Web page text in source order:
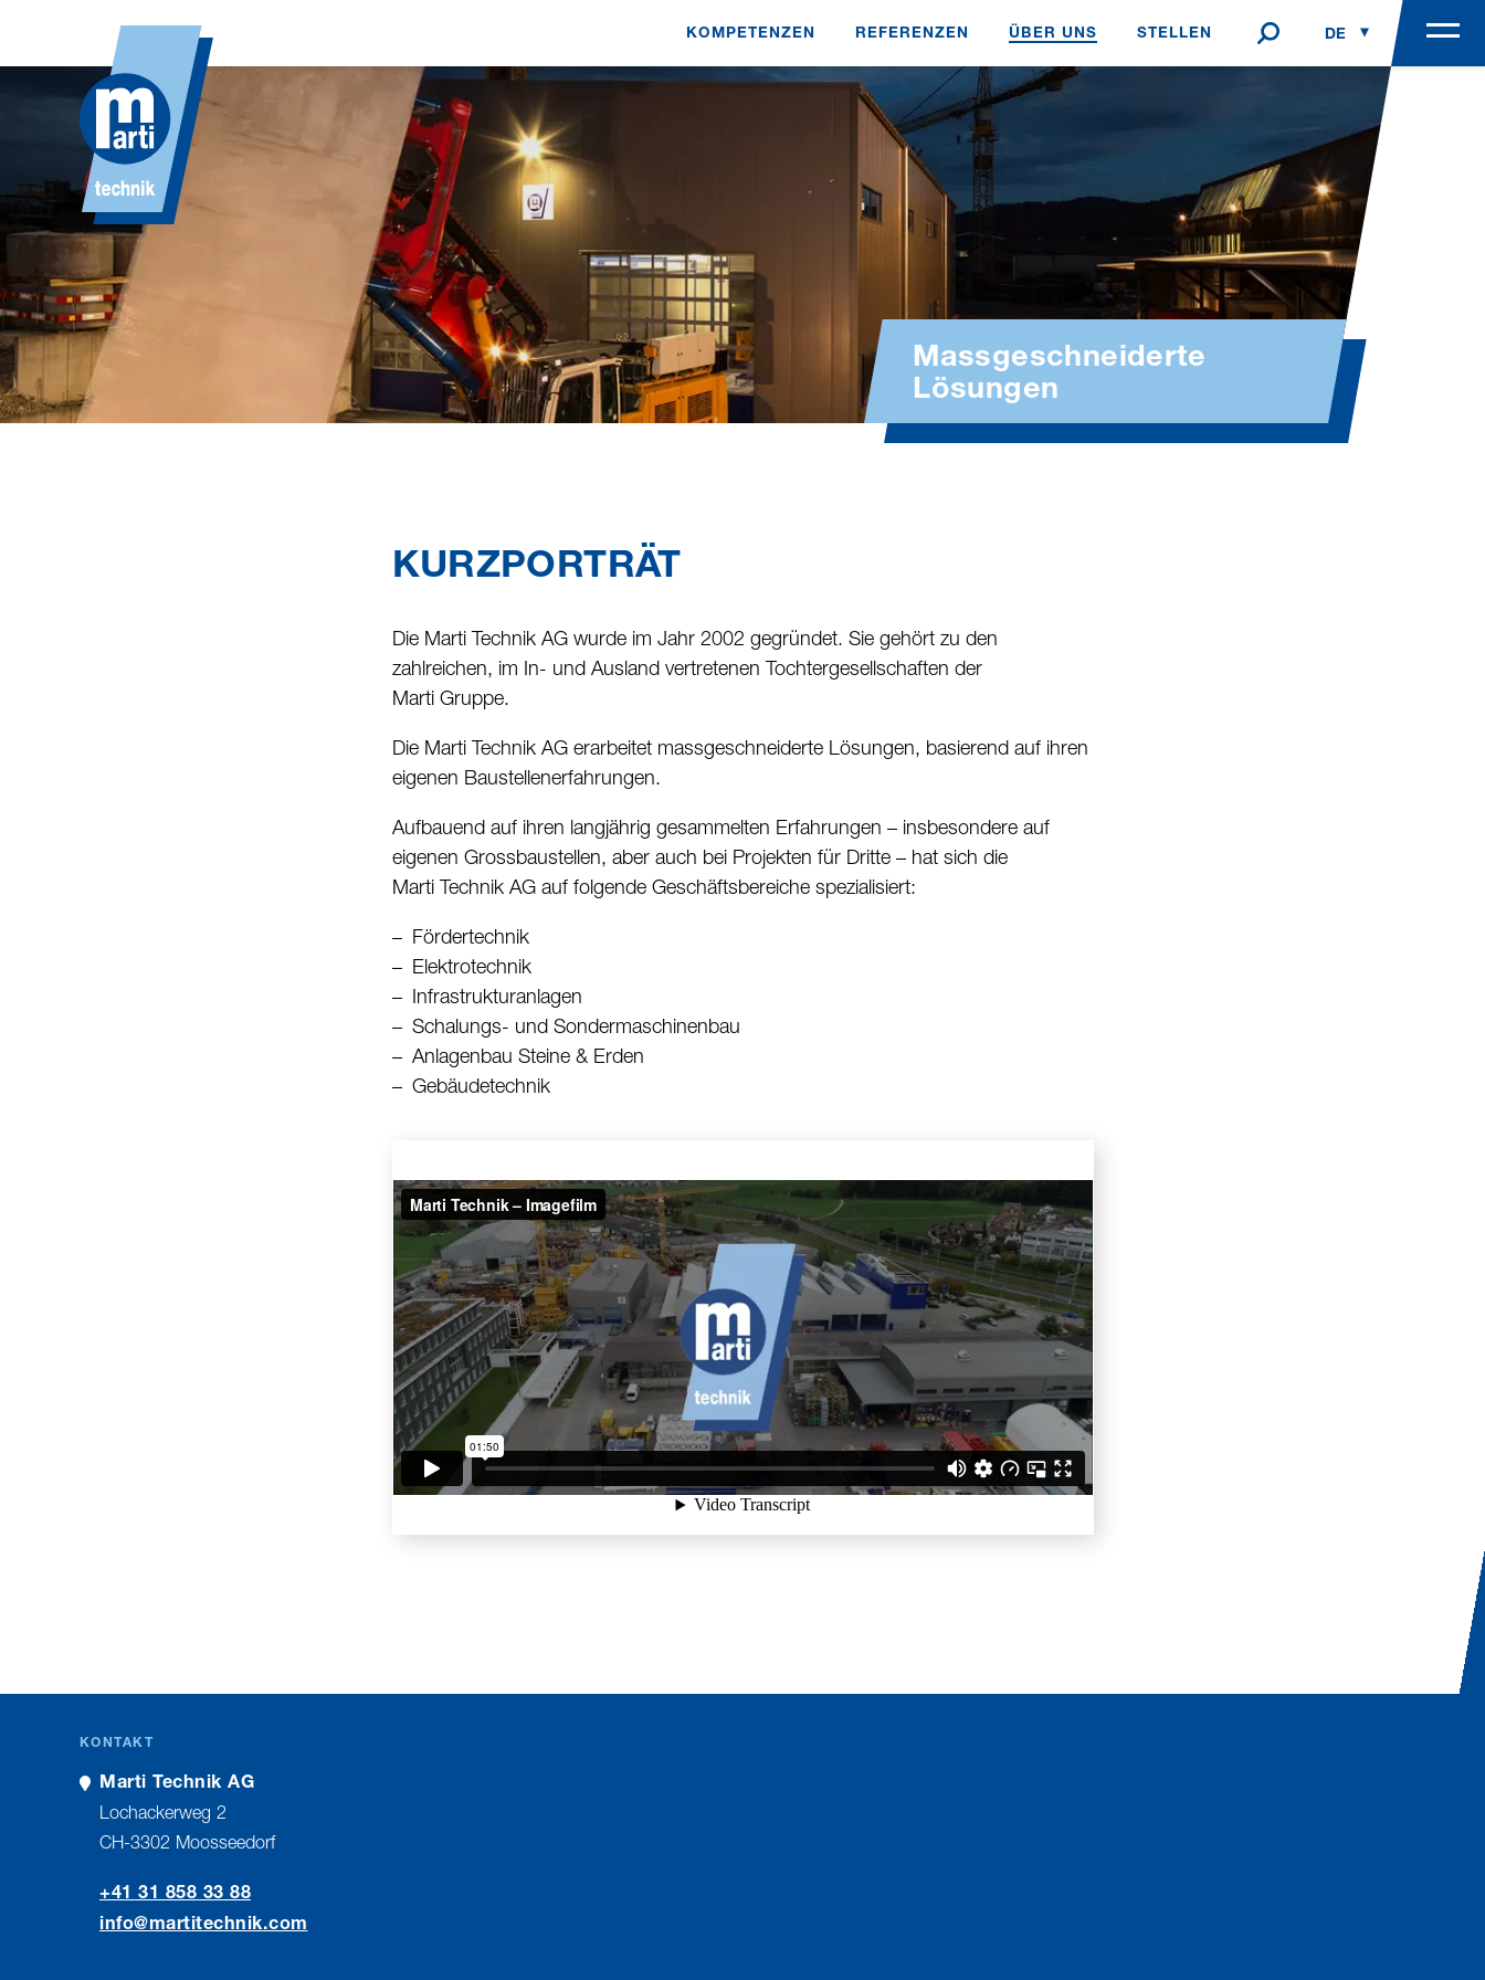
DE
EN
KOMPETENZEN REFERENZEN ÜBER UNS STELLEN
Massgeschneiderte
Lösungen
KURZPORTRÄT
Die Marti Technik AG wurde im Jahr 2002 ge­gründet. Sie gehört zu den
zahlreichen, im In- und Ausland vertretenen Tochter­gesellschaften der
Marti Gruppe.
Die Marti Technik AG erarbeitet mass­geschnei­derte Lösungen, basierend auf ihren
eigenen Baustellen­erfahrungen.
Aufbauend auf ihren langjährig gesammelten Erfahrungen – insbesondere auf
eigenen Gross­baustellen, aber auch bei Projekten für Dritte – hat sich die
Marti Technik AG auf folgende Ge­schäfts­bereiche spezialisiert:
Fördertechnik
Elektrotechnik
Infrastrukturanlagen
Schalungs- und Sondermaschinenbau
Anlagenbau Steine & Erden
Gebäudetechnik
KONTAKT
Marti Technik AG
Lochackerweg 2
CH-3302 Moosseedorf
+41 31 858 33 88
nf
m rt t chn k c m